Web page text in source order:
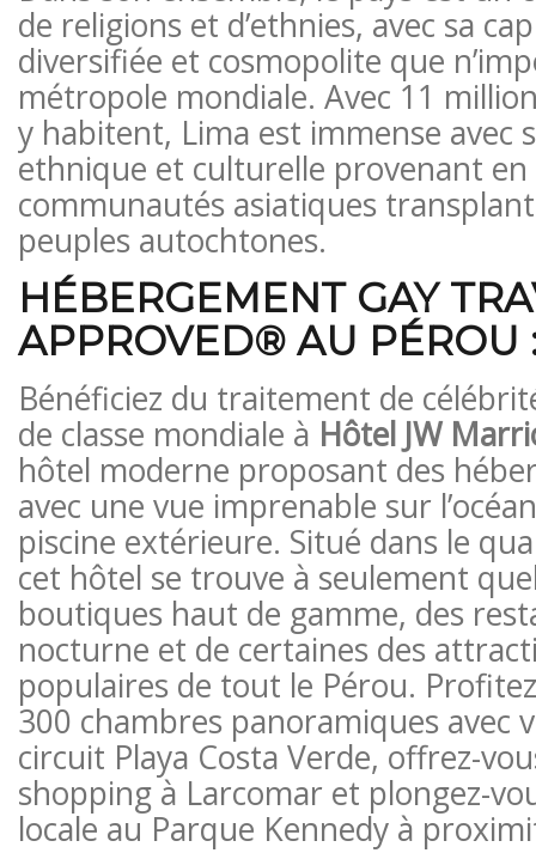
de religions et d’ethnies, avec sa
diversifiée et cosmopolite que
métropole mondiale. Avec 11
y habitent, Lima est immense avec
ethnique et culturelle provenant
communautés asiatiques
peuples autochtones.
HÉBERGEMENT GAY
APPROVED® AU PÉROU
Bénéficiez du traitement de
de classe mondiale à Hôtel JW
hôtel moderne proposant des
avec une vue imprenable sur
piscine extérieure. Situé dans le
cet hôtel se trouve à seulement
boutiques haut de gamme, des
nocturne et de certaines des
populaires de tout le Pérou.
300 chambres panoramiques avec
circuit Playa Costa Verde, offrez-
shopping à Larcomar et plongez-
locale au Parque Kennedy à